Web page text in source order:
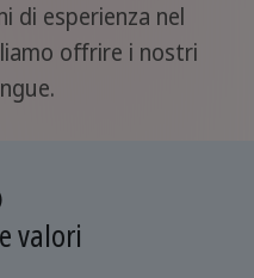
di esperienza nel
offrire i nostri
valori